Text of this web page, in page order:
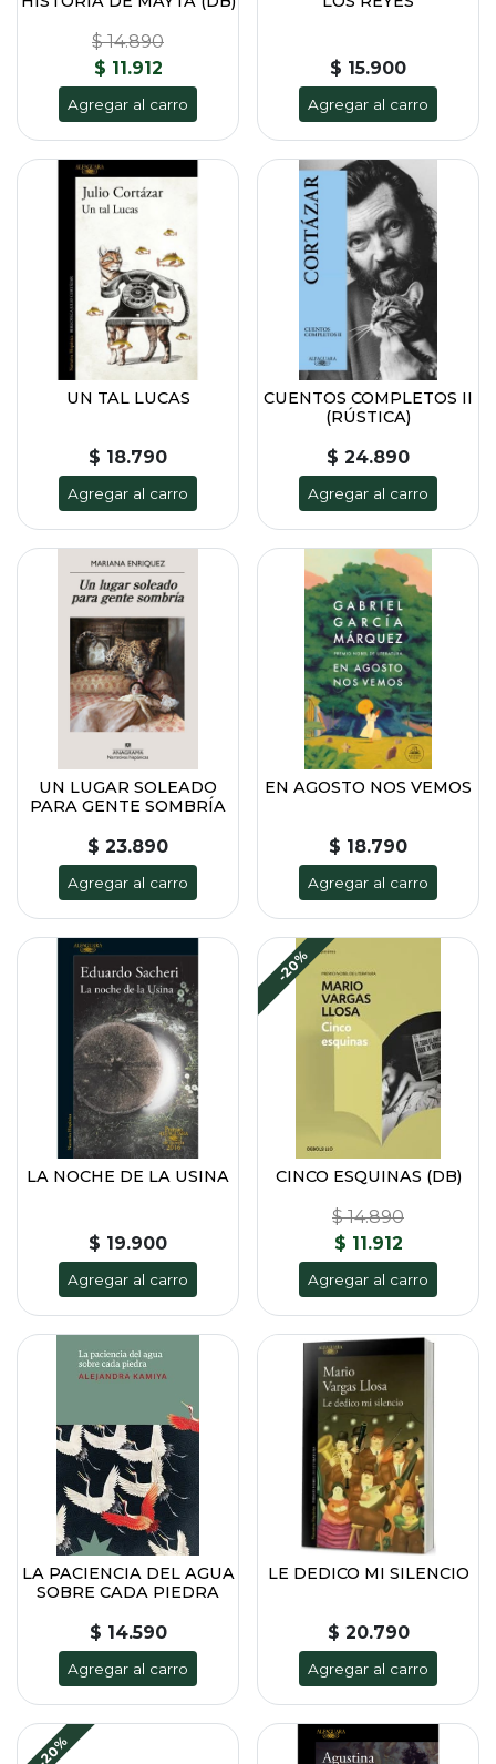
$ 14.890
$ 11.912
Agregar al carro
$ 15.900
Agregar al carro
UN TAL LUCAS
$ 18.790
Agregar al carro
CUENTOS COMPLETOS II
(RÚSTICA)
$ 24.890
Agregar al carro
UN LUGAR SOLEADO
PARA GENTE SOMBRÍA
$ 23.890
Agregar al carro
EN AGOSTO NOS VEMOS
$ 18.790
Agregar al carro
LA NOCHE DE LA USINA
$ 19.900
Agregar al carro
-20%
CINCO ESQUINAS (DB)
$ 14.890
$ 11.912
Agregar al carro
LA PACIENCIA DEL AGUA
SOBRE CADA PIEDRA
$ 14.590
Agregar al carro
LE DEDICO MI SILENCIO
$ 20.790
Agregar al carro
-20%